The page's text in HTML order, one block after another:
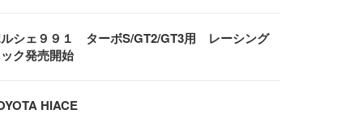
シェ９９１ ターボS/GT2/GT3用 レーシング
ク発売開始
HIACE